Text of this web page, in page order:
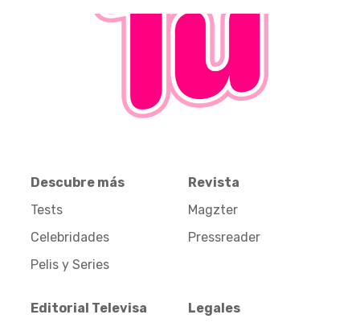
Descubre más
Tests
Celebridades
Pelis y Series
Revista
Magzter
Pressreader
Editorial Televisa
Legales